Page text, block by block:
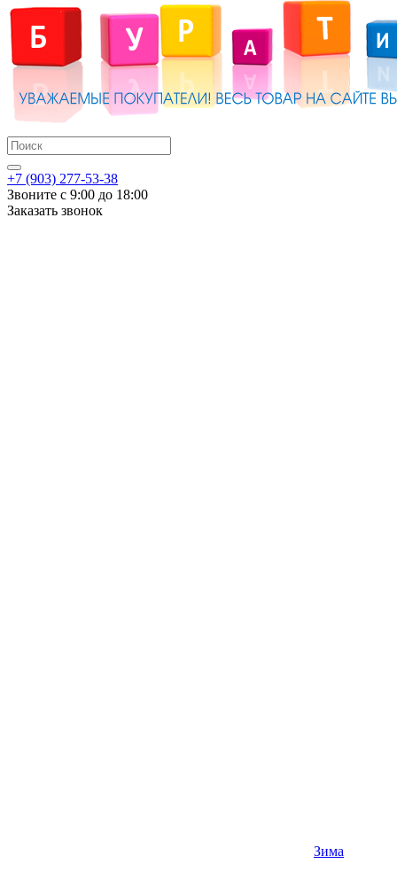
+7 (903) 277-53-38
Звоните с 9:00 до 18:00
Заказать звонок
Зима